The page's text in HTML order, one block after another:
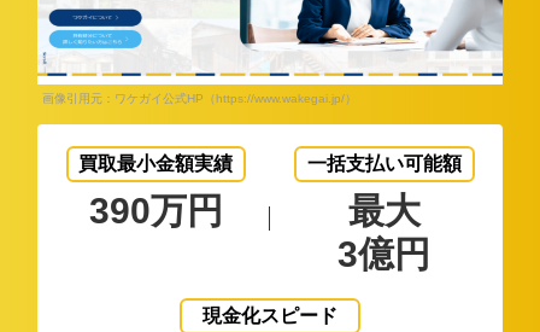
画像引用元：ワケガイ公式HP（https://www.wakegai.jp/）
買取最小金額実績
390万円
一括支払い可能額
最大
3億円
現金化スピード